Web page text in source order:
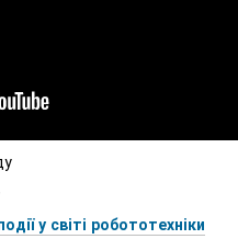
у світі робототехніки